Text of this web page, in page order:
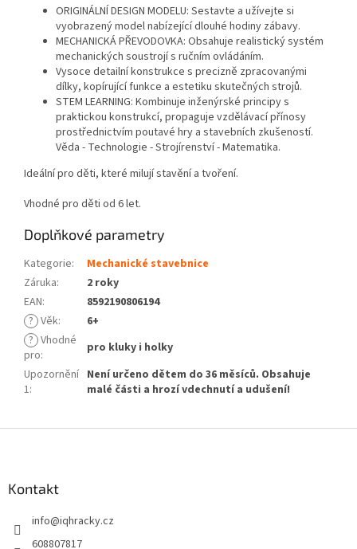
ORIGINÁLNÍ DESIGN MODELU: Sestavte a užívejte si
vyobrazený model nabízející dlouhé hodiny zábavy.
MECHANICKÁ PŘEVODOVKA: Obsahuje realistický systém
mechanických soustrojí s ručním ovládáním.
Vysoce detailní konstrukce s precizně zpracovanými
dílky, kopírující funkce a estetiku skutečných strojů.
STEM LEARNING: Kombinuje inženýrské principy s
praktickou konstrukcí, propaguje vzdělávací přínosy
prostřednictvím poutavé hry a stavebních zkušeností.
Věda - Technologie - Strojírenství - Matematika.
Ideální pro děti, které milují stavění a tvoření.
Vhodné pro děti od 6 let.
Doplňkové parametry
Kategorie:
Mechanické stavebnice
Záruka:
2 roky
EAN:
8592190806194
? Věk:
6+
? Vhodné
pro:
pro kluky i holky
Upozornění
1:
Není určeno dětem do 36 měsíců. Obsahuje
malé části a hrozí vdechnutí a udušení!
Kontakt
info@iqhracky.cz
608807817